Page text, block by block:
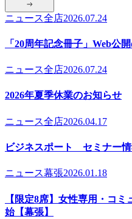
ニュース全店2026.07.24
「20周年記念冊子」Web公
ニュース全店2026.07.24
2026年夏季休業のお知らせ
ニュース全店2026.04.17
ビジネスポート セミナー
ニュース幕張2026.01.18
【限定8席】女性専用・コ
始【幕張】